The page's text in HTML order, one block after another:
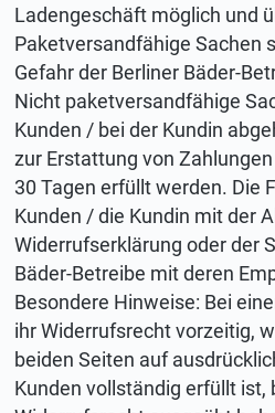
Ladengeschäft möglich und
Paketversandfähige Sachen
Gefahr der Berliner Bäder-
Nicht paketversandfähige
Kunden / bei der Kundin
zur Erstattung von
30 Tagen erfüllt werden. Die
Kunden / die Kundin mit der
Widerrufserklärung oder der
Bäder-Betreibe mit deren
Besondere Hinweise: Bei
ihr Widerrufsrecht vorzeitig,
beiden Seiten auf
Kunden vollständig erfüllt ist,